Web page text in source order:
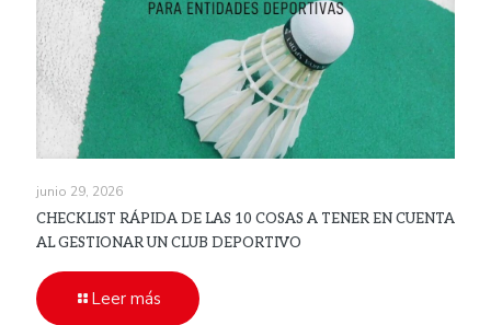
junio 29, 2026
CHECKLIST RÁPIDA DE LAS 10 COSAS A TENER EN CUENTA
AL GESTIONAR UN CLUB DEPORTIVO
Leer más